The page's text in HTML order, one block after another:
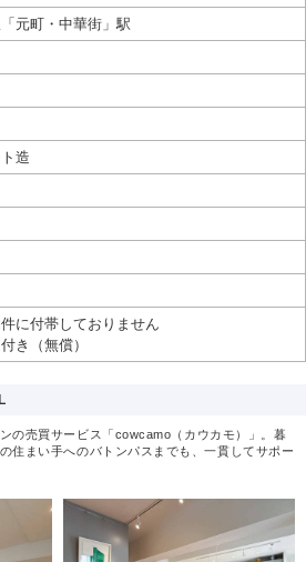
元町・中華街」駅
造
に付帯しておりません
き（無償）
の売買サービス「cowcamo（カウカモ）」。暮
住まい手へのバトンパスまでも、一貫してサポー